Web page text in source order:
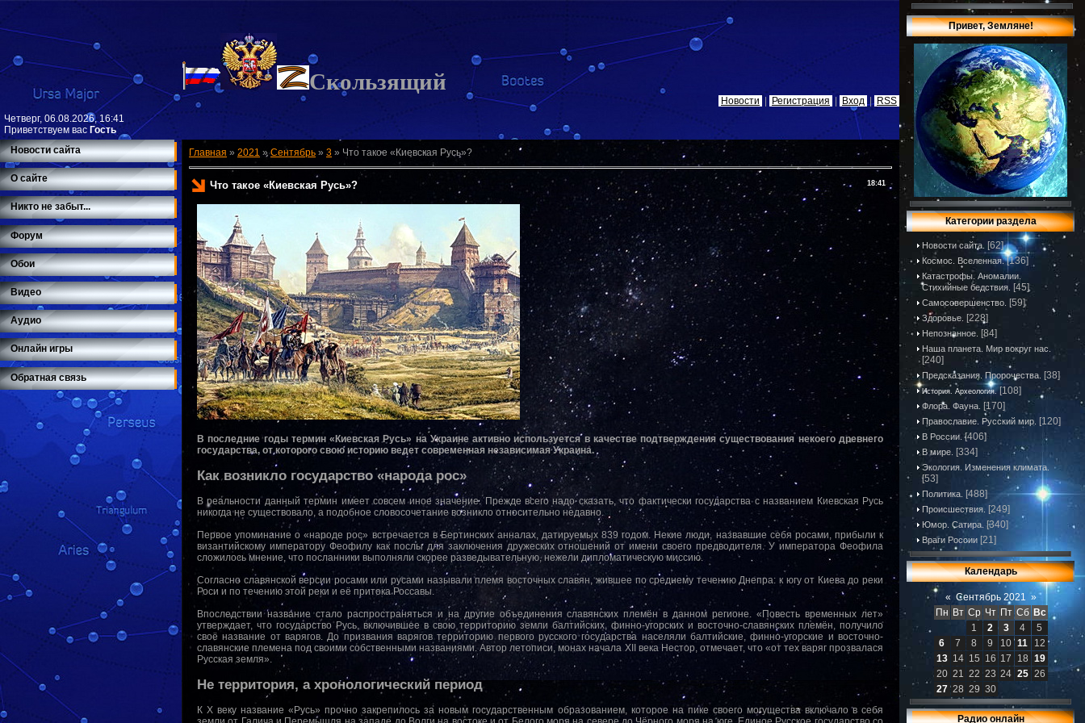
Четверг, 06.08.2026, 16:41
Приветствуем вас Гость
Скользящий
Новости Регистрация Вход | RSS
Новости сайта
О сайте
Никто не забыт...
Форум
Обои
Видео
Аудио
Онлайн игры
Обратная связь
Главная » 2021 » Сентябрь » 3 » Что такое «Киевская Русь»?
18:41
Что такое «Киевская Русь»?
В последние годы термин «Киевская Русь» на Украине активно используется в качестве подтверждения существования некоего древнего
государства, от которого свою историю ведет современная независимая Украина.
Как возникло государство «народа рос»
В реальности данный термин имеет совсем иное значение. Прежде всего надо сказать, что фактически государства с названием Киевская Русь
никогда не существовало, а подобное словосочетание возникло относительно недавно.
Первое упоминание о «народе рос» встречается в Бертинских анналах, датируемых 839 годом. Некие люди, назвавшие себя росами, прибыли к
византийскому императору Феофилу как послы для заключения дружеских отношений от имени своего предводителя. У императора Феофила
сложилось мнение, что посланники выполняли скорее разведывательную, нежели дипломатическую миссию.
Согласно славянской версии росами или русами называли племя восточных славян, жившее по среднему течению Днепра: к югу от Киева до реки
Роси и по течению этой реки и её притока Россавы.
Впоследствии название стало распространяться и на другие объединения славянских племён в данном регионе. «Повесть временных лет»
утверждает, что государство Русь, включившее в свою территорию земли балтийских, финно-угорских и восточно-славянских племён, получило
своё название от варягов. До призвания варягов территорию первого русского государства населяли балтийские, финно-угорские и восточно-
славянские племена под своими собственными названиями. Автор летописи, монах начала XII века Нестор, отмечает, что «от тех варяг прозвалася
Русская земля».
Не территория, а хронологический период
К X веку название «Русь» прочно закрепилось за новым государственным образованием, которое на пике своего могущества включало в себя
Привет, Земляне!
Категории раздела
Новости сайта. [62]
Космос. Вселенная. [136]
Катастрофы. Аномалии.
Стихийные бедствия.
[45]
Самосовершенство. [59]
Здоровье. [228]
Непознанное. [84]
Наша планета. Мир вокруг нас.
[240]
Предсказания. Пророчества. [38]
История. Археология. [108]
Флора. Фауна. [170]
Православие. Русский мир. [120]
В России. [406]
В мире. [334]
Экология. Изменения климата.
[53]
Политика. [488]
Происшествия. [249]
Юмор. Сатира. [340]
Враги России [21]
Календарь
« Сентябрь 2021 »
Пн Вт Ср Чт Пт Сб Вс
1
2 3 4
5
6
7 8 9 10 11
12
13 14 15 16 17 18 19
20 21 22 23 24 25 26
27 28 29 30
Радио онлайн